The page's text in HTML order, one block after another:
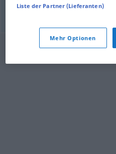
Liste der Partner (Lieferanten)
Mehr Optionen